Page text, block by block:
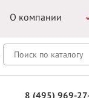
О компании
8 (495) 969-